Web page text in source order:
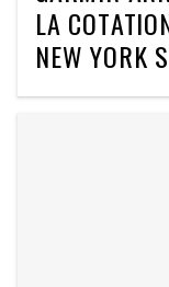
LA
NEW YORK